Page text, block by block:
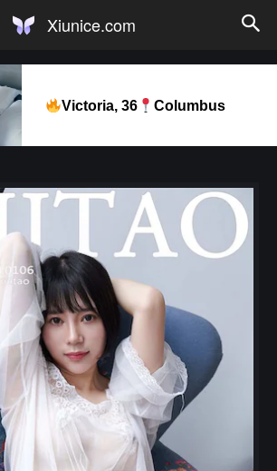
Xiunice.com
Victoria, 36 Columbus